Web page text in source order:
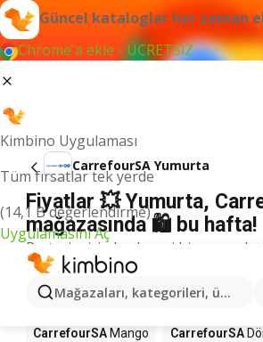
Güncel kataloglar her zaman
Chrome'a ekle - ÜCRETSİZ
Kimbino Uygulaması
Tüm fırsatlar tek yerde
(14,1 B değerlendirme)
Uygulamasını Aç
Mağazaları, kategorileri, ürünleri
CarrefourSA Yumurta
Fiyatlar 💥 Yumurta,
mağazasında 🛍️ bu hafta!
Bu terim için herhangi bir sonuç
Mağazalardaki diğer
CarrefourSA
CarrefourSA Mango CarrefourSA